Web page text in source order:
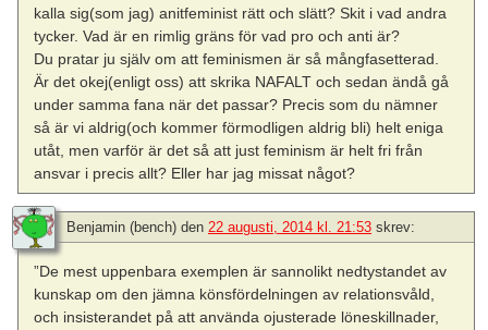
kalla sig(som jag) anitfeminist rätt och slätt? Skit i vad andra
tycker. Vad är en rimlig gräns för vad pro och anti är?
Du pratar ju själv om att feminismen är så mångfasetterad.
Är det okej(enligt oss) att skrika NAFALT och sedan ändå gå
under samma fana när det passar? Precis som du nämner
så är vi aldrig(och kommer förmodligen aldrig bli) helt eniga
utåt, men varför är det så att just feminism är helt fri från
ansvar i precis allt? Eller har jag missat något?
Benjamin (bench) den 22 augusti, 2014 kl. 21:53 skrev:
”De mest uppenbara exemplen är sannolikt nedtystandet av
kunskap om den jämna könsfördelningen av relationsvåld,
och insisterandet på att använda ojusterade löneskillnader,